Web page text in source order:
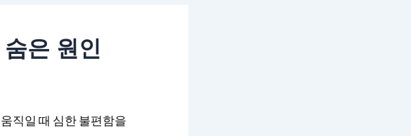
은 원인
직일 때 심한 불편함을